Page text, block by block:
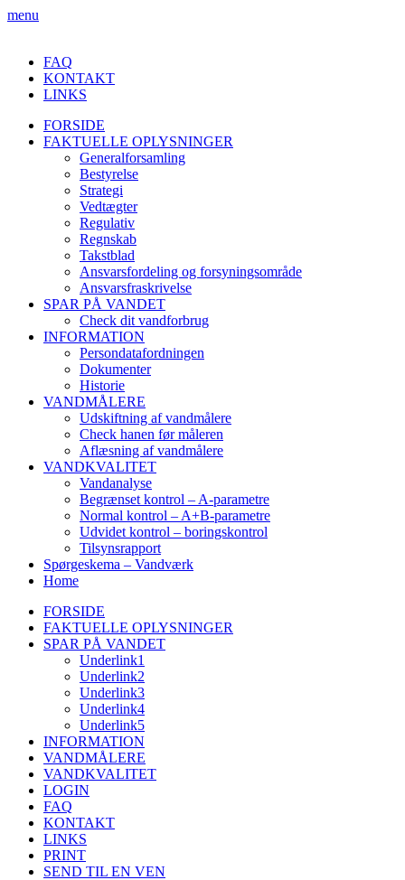
menu
FAQ
KONTAKT
LINKS
FORSIDE
FAKTUELLE OPLYSNINGER
Generalforsamling
Bestyrelse
Strategi
Vedtægter
Regulativ
Regnskab
Takstblad
Ansvarsfordeling og forsyningsområde
Ansvarsfraskrivelse
SPAR PÅ VANDET
Check dit vandforbrug
INFORMATION
Persondatafordningen
Dokumenter
Historie
VANDMÅLERE
Udskiftning af vandmålere
Check hanen før måleren
Aflæsning af vandmålere
VANDKVALITET
Vandanalyse
Begrænset kontrol – A-parametre
Normal kontrol – A+B-parametre
Udvidet kontrol – boringskontrol
Tilsynsrapport
Spørgeskema – Vandværk
Home
FORSIDE
FAKTUELLE OPLYSNINGER
SPAR PÅ VANDET
Underlink1
Underlink2
Underlink3
Underlink4
Underlink5
INFORMATION
VANDMÅLERE
VANDKVALITET
LOGIN
FAQ
KONTAKT
LINKS
PRINT
SEND TIL EN VEN